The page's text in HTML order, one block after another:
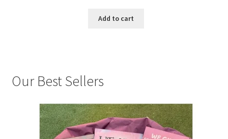
Add to cart
Our Best Sellers